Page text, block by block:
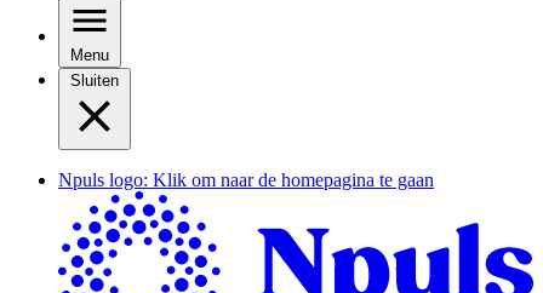
Menu
Sluiten
Npuls logo: Klik om naar de homepagina te gaan